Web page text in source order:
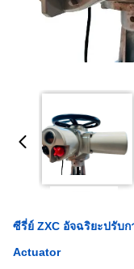
ซีรี่ย์ ZXC อัจฉริยะปรับ
Actuator